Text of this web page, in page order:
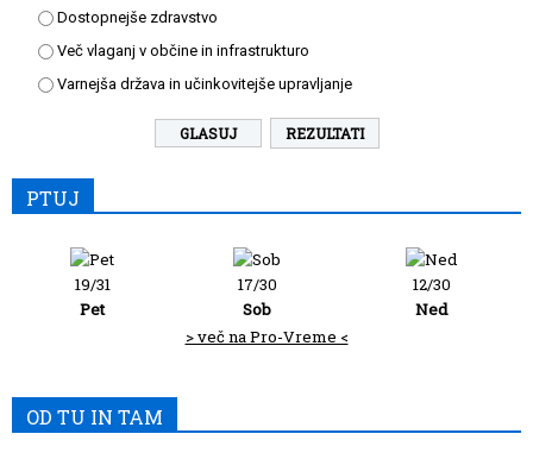
Dostopnejše zdravstvo
Več vlaganj v občine in infrastrukturo
Varnejša država in učinkovitejše upravljanje
REZULTATI
PTUJ
19/31
Pet
17/30
Sob
12/30
Ned
> več na Pro-Vreme <
OD TU IN TAM